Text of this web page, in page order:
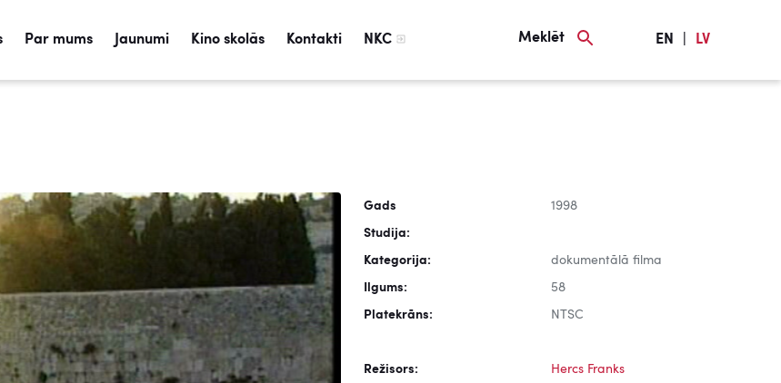
Par mums Jaunumi Kino skolās Kontakti NKC Meklēt EN LV
Gads 1998
Studija:
Kategorija: dokumentālā filma
Ilgums: 58
Platekrāns: NTSC
Režisors: Hercs Franks